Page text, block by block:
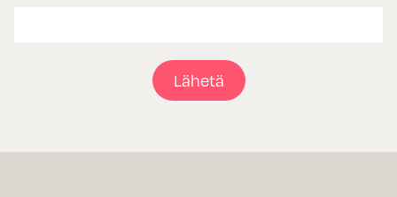
Lähetä